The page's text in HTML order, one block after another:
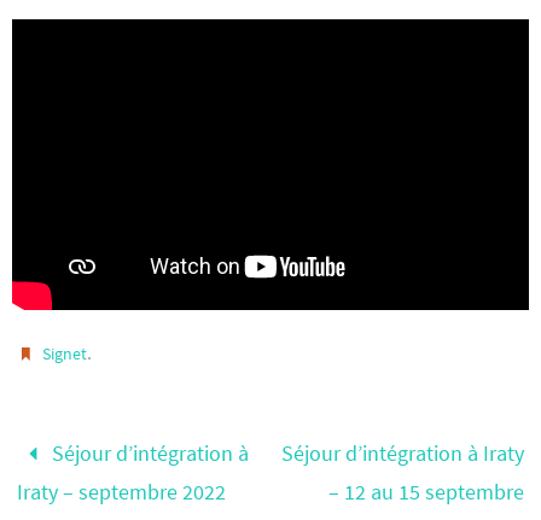
Signet.
Séjour d’intégration à
Iraty – septembre 2022
Séjour d’intégration à Iraty
– 12 au 15 septembre